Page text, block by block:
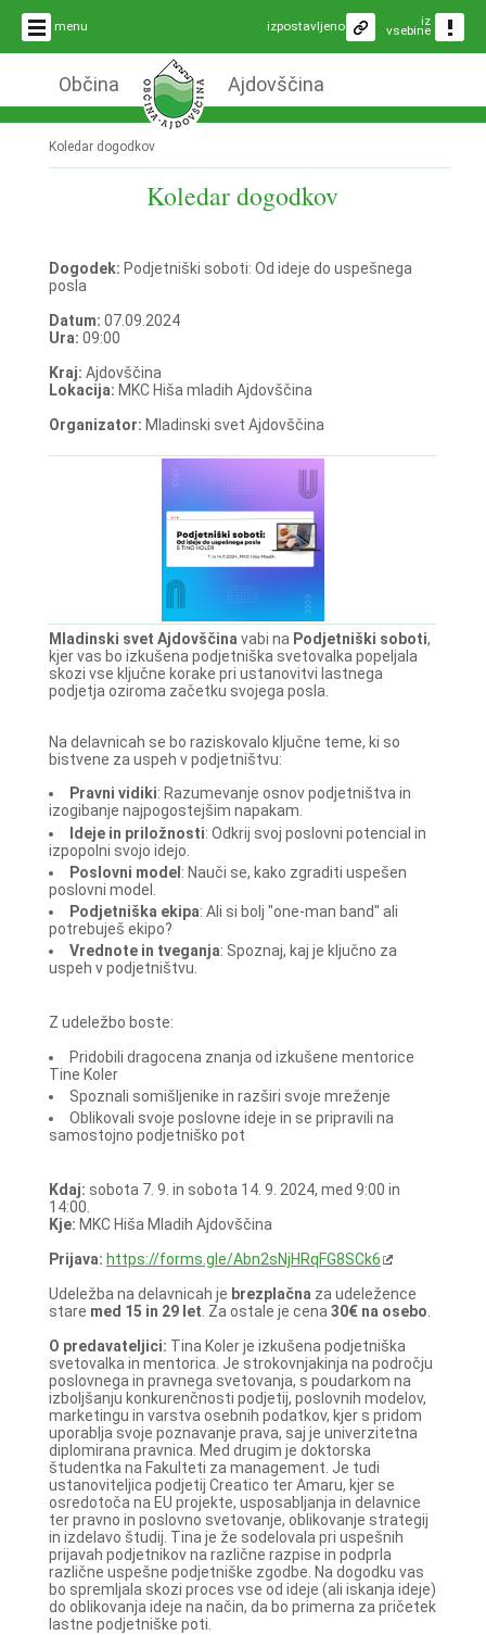
menu iz
vsebine
izpostavljeno
Občina Ajdovščina
Koledar dogodkov
Koledar dogodkov
Dogodek: Podjetniški soboti: Od ideje do uspešnega
posla
Datum: 07.09.2024
Ura: 09:00
Kraj: Ajdovščina
Lokacija: MKC Hiša mladih Ajdovščina
Organizator: Mladinski svet Ajdovščina
Mladinski svet Ajdovščina vabi na Podjetniški soboti,
kjer vas bo izkušena podjetniška svetovalka popeljala
skozi vse ključne korake pri ustanovitvi lastnega
podjetja oziroma začetku svojega posla.
Na delavnicah se bo raziskovalo ključne teme, ki so
bistvene za uspeh v podjetništvu:
Pravni vidiki: Razumevanje osnov podjetništva in
izogibanje najpogostejšim napakam.
Ideje in priložnosti: Odkrij svoj poslovni potencial in
izpopolni svojo idejo.
Poslovni model : Nauči se, kako zgraditi uspešen
poslovni model.
Podjetniška ekipa: Ali si bolj "one-man band" ali
potrebuješ ekipo?
Vrednote in tveganja: Spoznaj, kaj je ključno za
uspeh v podjetništvu.
Z udeležbo boste:
Pridobili dragocena znanja od izkušene mentorice
Tine Koler
Spoznali somišljenike in razširi svoje mreženje
Oblikovali svoje poslovne ideje in se pripravili na
samostojno podjetniško pot
Kdaj: sobota 7. 9. in sobota 14. 9. 2024, med 9:00 in
14:00.
Kje: MKC Hiša Mladih Ajdovščina
Prijava: https://forms.gle/Abn2sNjHRqFG8SCk6
Udeležba na delavnicah je brezplačnaza udeležence
stare med 15 in 29 let. Za ostale je cena30€ na osebo.
O predavateljici: Tina Koler je izkušena podjetniška
svetovalka in mentorica. Je strokovnjakinja na področju
poslovnega in pravnega svetovanja, s poudarkom na
izboljšanju konkurenčnosti podjetij, poslovnih modelov,
marketingu in varstva osebnih podatkov, kjer s pridom
uporablja svoje poznavanje prava, saj je univerzitetna
diplomirana pravnica. Med drugim je doktorska
študentka na Fakulteti za management. Je tudi
ustanoviteljica podjetij Creatico ter Amaru, kjer se
osredotoča na EU projekte, usposabljanja in delavnice
ter pravno in poslovno svetovanje, oblikovanje strategij
in izdelavo študij. Tina je že sodelovala pri uspešnih
prijavah podjetnikov na različne razpise in podprla
različne uspešne podjetniške zgodbe. Na dogodku vas
bo spremljala skozi proces vse od ideje (ali iskanja ideje)
do oblikovanja ideje na način, da bo primerna za pričetek
lastne podjetniške poti.